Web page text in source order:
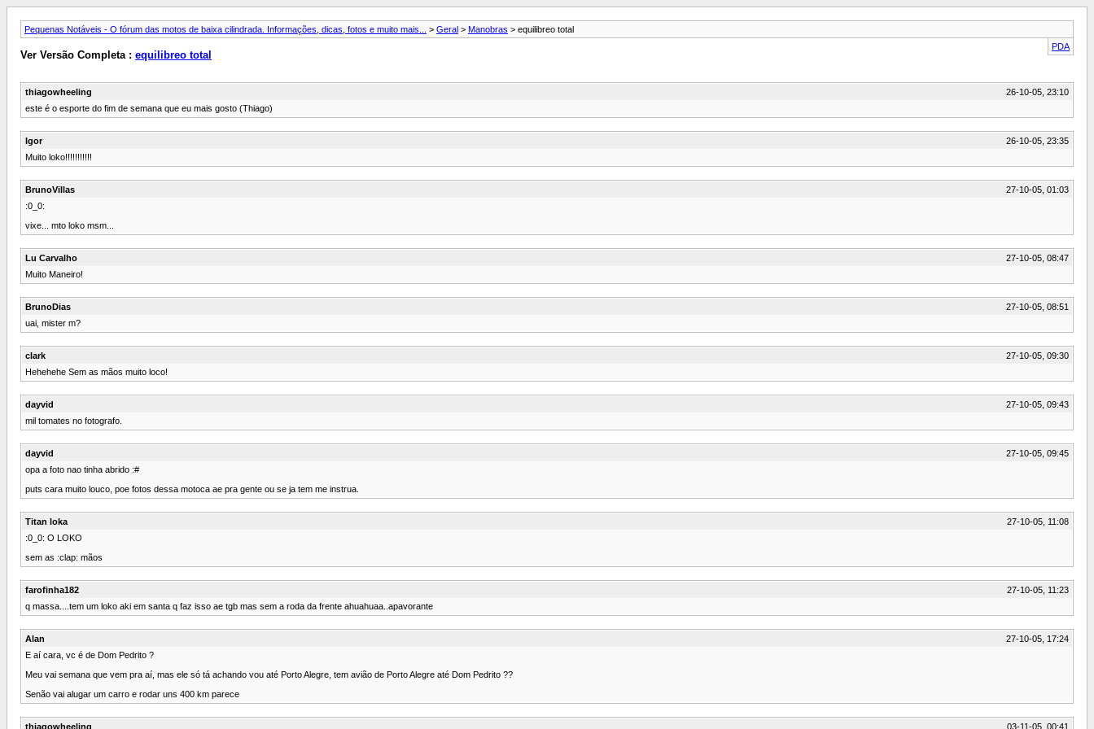
Pequenas Notáveis - O fórum das motos de baixa cilindrada. Informações, dicas, fotos e muito mais... > Geral > Manobras > equilibreo total
PDA
Ver Versão Completa : equilibreo total
thiagowheeling
26-10-05, 23:10
este é o esporte do fim de semana que eu mais gosto (Thiago)
Igor
26-10-05, 23:35
Muito loko!!!!!!!!!!!
BrunoVillas
27-10-05, 01:03
:0_0:
vixe... mto loko msm...
Lu Carvalho
27-10-05, 08:47
Muito Maneiro!
BrunoDias
27-10-05, 08:51
uai, mister m?
clark
27-10-05, 09:30
Hehehehe Sem as mãos muito loco!
dayvid
27-10-05, 09:43
mil tomates no fotografo.
dayvid
27-10-05, 09:45
opa a foto nao tinha abrido :#
puts cara muito louco, poe fotos dessa motoca ae pra gente ou se ja tem me instrua.
Titan loka
27-10-05, 11:08
:0_0: O LOKO
sem as :clap: mãos
farofinha182
27-10-05, 11:23
q massa....tem um loko aki em santa q faz isso ae tgb mas sem a roda da frente ahuahuaa..apavorante
Alan
27-10-05, 17:24
E aí cara, vc é de Dom Pedrito ?
Meu vai semana que vem pra aí, mas ele só tá achando vou até Porto Alegre, tem avião de Porto Alegre até Dom Pedrito ??
Senão vai alugar um carro e rodar uns 400 km parece
thiagowheeling 03-11-05, 00:41